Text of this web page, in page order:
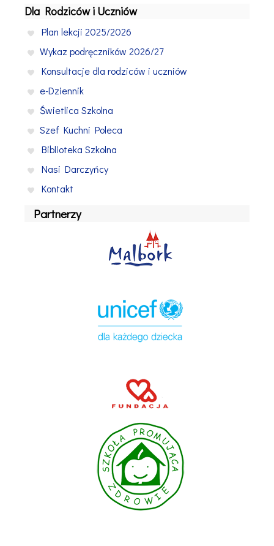
Dla Rodziców i Uczniów
Plan lekcji 2025/2026
Wykaz podręczników 2026/27
Konsultacje dla rodziców i uczniów
e-Dziennik
Świetlica Szkolna
Szef Kuchni Poleca
Biblioteka Szkolna
Nasi Darczyńcy
Kontakt
Partnerzy